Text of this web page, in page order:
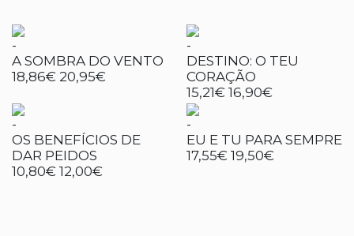
-
A SOMBRA DO VENTO
18,86€ 20,95€
-
DESTINO: O TEU
CORAÇÃO
15,21€ 16,90€
-
OS BENEFÍCIOS DE
DAR PEIDOS
10,80€ 12,00€
-
EU E TU PARA SEMPRE
17,55€ 19,50€